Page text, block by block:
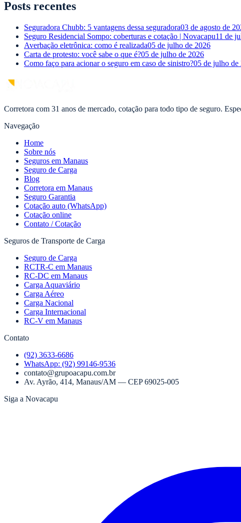
Posts recentes
Seguradora Chubb: 5 vantagens dessa seguradora03 de agosto de
Seguro Residencial Sompo: coberturas e cotação | Novacapu11 de
Averbação eletrônica: como é realizada05 de julho de 2026
Carta de protesto: você sabe o que é?05 de julho de 2026
Como faço para acionar o seguro em caso de sinistro?05 de julho de
Corretora com 31 anos de mercado, cotação para todo tipo de seguro.
Navegação
Home
Sobre nós
Seguros em Manaus
Seguro de Carga
Blog
Corretora em Manaus
Seguro Garantia
Cotação auto (WhatsApp)
Cotação online
Contato / Cotação
Seguros de Transporte de Carga
Seguro de Carga
RCTR-C em Manaus
RC-DC em Manaus
Carga Aquaviário
Carga Aéreo
Carga Nacional
Carga Internacional
RC-V em Manaus
Contato
(92) 3633-6686
WhatsApp: (92) 99146-9536
contato@grupoacapu.com.br
Av. Ayrão, 414, Manaus/AM — CEP69025-005
Siga a Novacapu